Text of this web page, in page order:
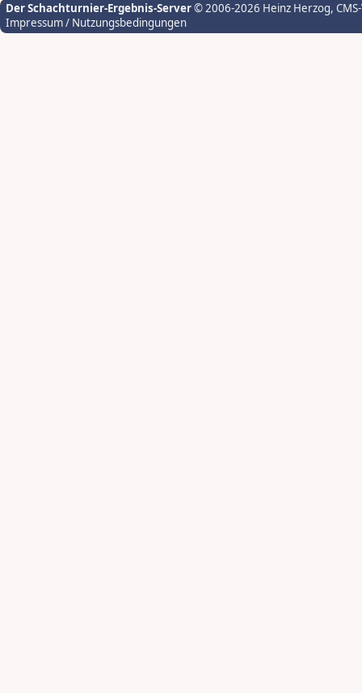
Der Schachturnier-Ergebnis-Server© 2006-2026 Heinz Herzog,
Impressum / Nutzungsbedingungen